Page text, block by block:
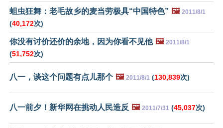
蛆虫狂舞：老毛故乡的麦当劳极具“中国特色” 🖼️ 2011/8/1
(40,172次)
你没有讨价还价的余地，因为你看不见他 🖼️ 2011/8/1
(51,752次)
八一，谈这个问题有点儿那个 🖼️ 2011/8/1 (130,839次)
八一前夕！新华网在挑动人民造反 🖼️ 2011/7/31 (45,037次)